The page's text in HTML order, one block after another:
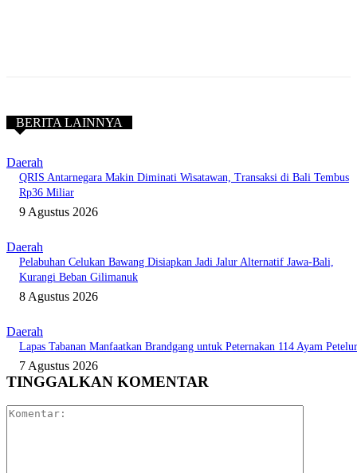
BERITA LAINNYA
Daerah
QRIS Antarnegara Makin Diminati Wisatawan, Transaksi di Bali Tembus
Rp36 Miliar
9 Agustus 2026
Daerah
Pelabuhan Celukan Bawang Disiapkan Jadi Jalur Alternatif Jawa-Bali,
Kurangi Beban Gilimanuk
8 Agustus 2026
Daerah
Lapas Tabanan Manfaatkan Brandgang untuk Peternakan 114 Ayam Petelur
7 Agustus 2026
TINGGALKAN KOMENTAR